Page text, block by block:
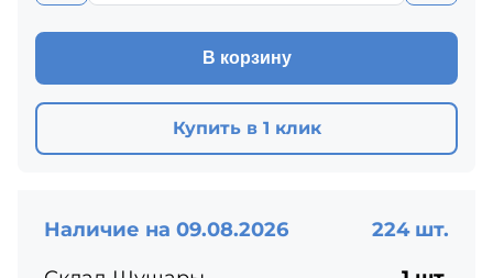
В корзину
Купить в 1 клик
Наличие на 09.08.2026
224 шт.